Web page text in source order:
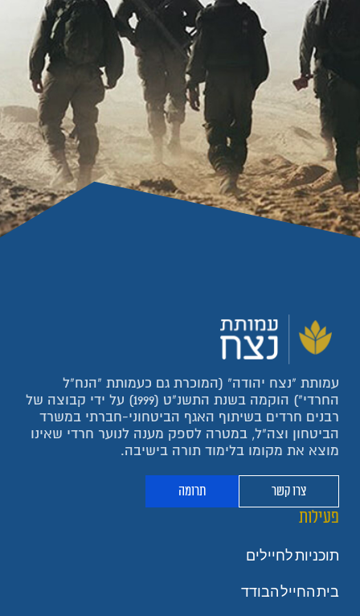
עמותת "נצח יהודה" (המוכרת גם כעמותת "הנח"ל
החרדי") הוקמה בשנת התשנ"ט (1999) על ידי קבוצה של
רבנים חרדים בשיתוף האגף הביטחוני-חברתי במשרד
הביטחון וצה"ל, במטרה לספק מענה לנוער חרדי שאינו
מוצא את מקומו בלימוד תורה בישיבה.
צרו קשר תרומה
פעילות
תוכניות לחיילים
בית החייל הבודד